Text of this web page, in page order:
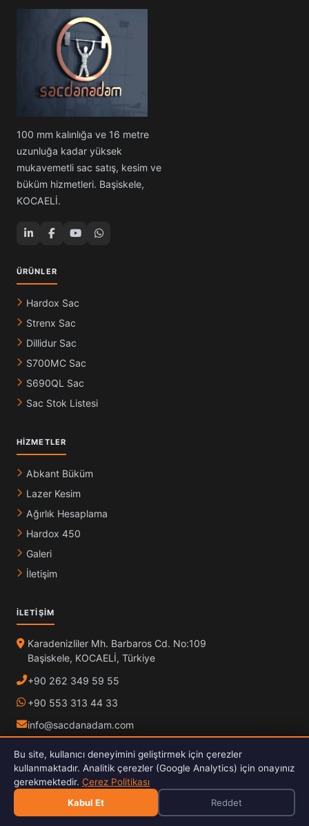
100 mm kalınlığa ve 16 metre
uzunluğa kadar yüksek
mukavemetli sac satış, kesim ve
büküm hizmetleri. Başiskele,
KOCAELİ.
ÜRÜNLER
Hardox Sac
Strenx Sac
Dillidur Sac
S700MC Sac
S690QL Sac
Sac Stok Listesi
HIZMETLER
Abkant Büküm
Lazer Kesim
Ağırlık Hesaplama
Hardox 450
Galeri
İletişim
İLETIŞIM
Karadenizliler Mh. Barbaros Cd. No:109
Başiskele, KOCAELİ, Türkiye
+90 262 349 59 55
+90 553 313 44 33
info@sacdanadam.com
Pzt – Cuma: 08:00 – 17:30
Bu site, kullanıcı deneyimini geliştirmek için çerezler
kullanmaktadır. Analitik çerezler (Google Analytics) için onayınız
gerekmektedir. Çerez Politikası
Kabul Et
Reddet